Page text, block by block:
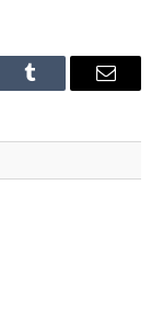
Tumblr Email